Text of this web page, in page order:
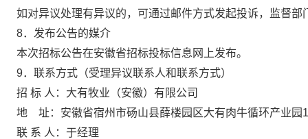
如对异议处理有异议的，可通过邮件方式发起投诉，
监督部
8．发布公告的媒介
本次招标公告在安徽省招标投标信息网
上发布。
9．联系方式（受理异议联系人和联系方式）
招 标 人： 大有牧业（安徽）有限公司
地
址： 安徽省宿州市砀山县薛楼园区大有肉牛循环产业园
联 系 人： 于经理